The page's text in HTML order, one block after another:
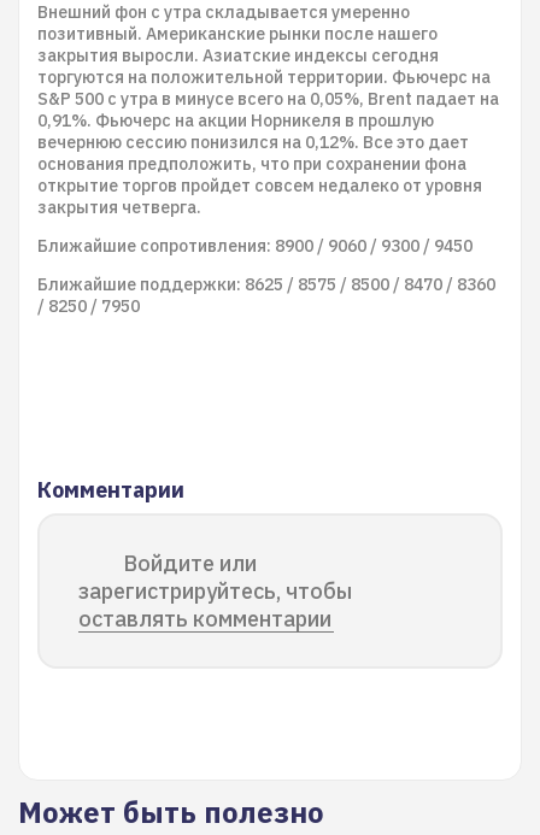
Внешний фон с утра складывается умеренно
позитивный. Американские рынки после нашего
закрытия выросли. Азиатские индексы сегодня
торгуются на положительной территории. Фьючерс на
S&P 500 с утра в минусе всего на 0,05%, Brent падает на
0,91%. Фьючерс на акции Норникеля в прошлую
вечернюю сессию понизился на 0,12%. Все это дает
основания предположить, что при сохранении фона
открытие торгов пройдет совсем недалеко от уровня
закрытия четверга.
Ближайшие сопротивления: 8900 / 9060 / 9300 / 9450
Ближайшие поддержки: 8625 / 8575 / 8500 / 8470 / 8360
/ 8250 / 7950
Комментарии
Войдите или
зарегистрируйтесь, чтобы
оставлять комментарии
Может быть полезно